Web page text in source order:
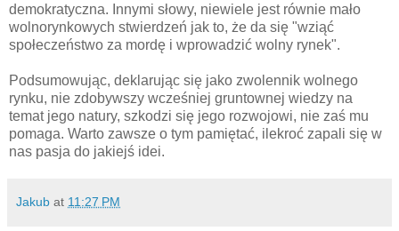
demokratyczna. Innymi słowy, niewiele jest równie mało
wolnorynkowych stwierdzeń jak to, że da się "wziąć
społeczeństwo za mordę i wprowadzić wolny rynek".
Podsumowując, deklarując się jako zwolennik wolnego
rynku, nie zdobywszy wcześniej gruntownej wiedzy na
temat jego natury, szkodzi się jego rozwojowi, nie zaś mu
pomaga. Warto zawsze o tym pamiętać, ilekroć zapali się w
nas pasja do jakiejś idei.
Jakub at 11:27 PM